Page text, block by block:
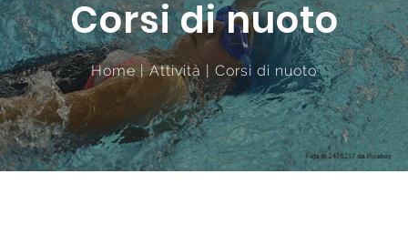
Corsi di nuoto
Home|Attività | Corsi di nuoto